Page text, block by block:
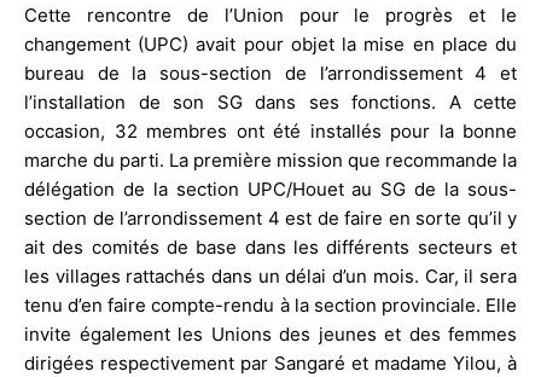
Cette rencontre de l’Union pour le progrès et le
changement (UPC) avait pour objet la mise en place du
bureau de la sous-section de l’arrondissement 4 et
l’installation de son SG dans ses fonctions. A cette
occasion, 32 membres ont été installés pour la bonne
marche du parti. La première mission que recommande la
délégation de la section UPC/Houet au SG de la sous-
section de l’arrondissement 4 est de faire en sorte qu’il y
ait des comités de base dans les différents secteurs et
les villages rattachés dans un délai d’un mois. Car, il sera
tenu d’en faire compte-rendu à la section provinciale. Elle
invite également les Unions des jeunes et des femmes
dirigées respectivement par Sangaré et madame Yilou, à